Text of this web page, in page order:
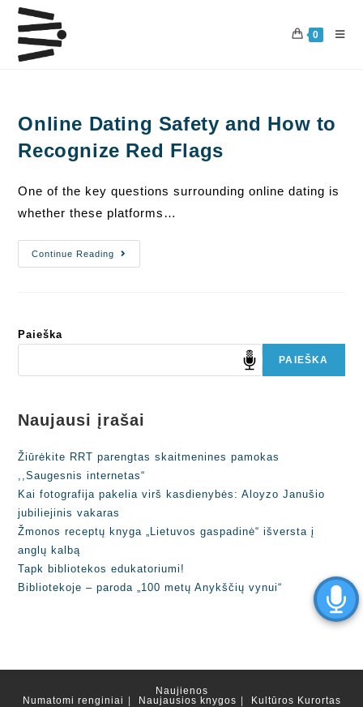
Skip
content
0
Online Dating Safety and How to
Recognize Red Flags
One of the key questions surrounding online dating is
whether these platforms…
Continue Reading
Online
Dating
Flags
Paieška
PAIEŠKA
Naujausi įrašai
Žiūrėkite RRT parengtas skaitmenines pamokas
,,Saugesnis internetas“
Kai fotografija pakelia virš kasdienybės: Aloyzo Janušio
jubiliejinis vakaras
Žmonos receptų knyga „Lietuvos gaspadinė“ išversta į
anglų kalbą
Tapk bibliotekos edukatoriumi!
Bibliotekoje – paroda „100 metų Anykščių vynui“
Naujienos
Numatomi renginiai
Naujausios knygos Kultūros Kurortas